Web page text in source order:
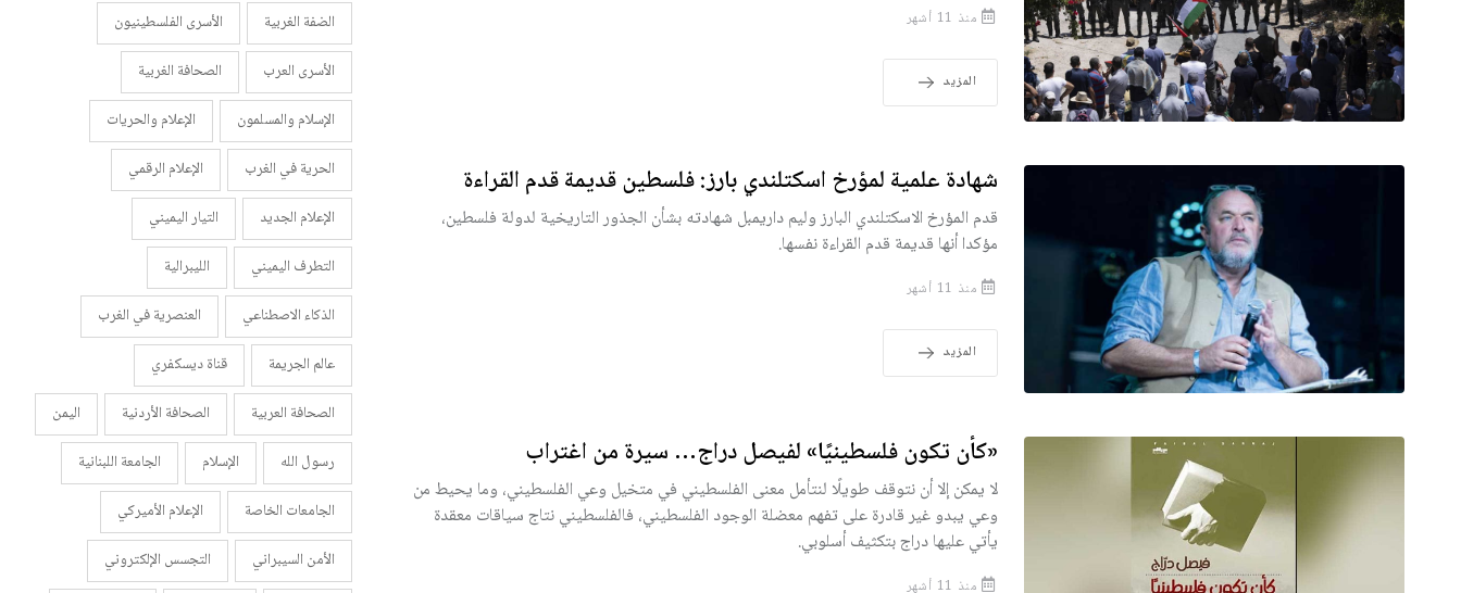
منذ 11 أشهر
المزيد
شهادة علمية لمؤرخ اسكتلندي بارز: فلسطين قديمة قدم القراءة
قدم المؤرخ الاسكتلندي البارز وليم داريمبل شهادته بشأن الجذور التاريخية لدولة فلسطين،
مؤكدا أنها قديمة قدم القراءة نفسها.
منذ 11 أشهر
المزيد
«كأن تكون فلسطينيًا» لفيصل دراج… سيرة من اغتراب
لا يمكن إلا أن نتوقف طويلًا لنتأمل معنى الفلسطيني في متخيل وعي الفلسطيني، وما يحيط من
وعي يبدو غير قادرة على تفهم معضلة الوجود الفلسطيني، فالفلسطيني نتاج سياقات معقدة
يأتي عليها دراج بتكثيف أسلوبي.
منذ 11 أشهر
الضفة الغربية
الأسرى الفلسطينيون
الأسرى العرب
الصحافة الغربية
الإسلام والمسلمون
الإعلام والحريات
الحرية في الغرب
الإعلام الرقمي
الإعلام الجديد
التيار اليميني
التطرف اليميني
الليبرالية
الذكاء الاصطناعي
العنصرية في الغرب
عالم الجريمة
قناة ديسكفري
الصحافة العربية
الصحافة الأردنية
اليمن
رسول الله
الإسلام
الجامعة اللبنانية
الجامعات الخاصة
الإعلام الأميركي
الأمن السيبراني
التجسس الإلكتروني